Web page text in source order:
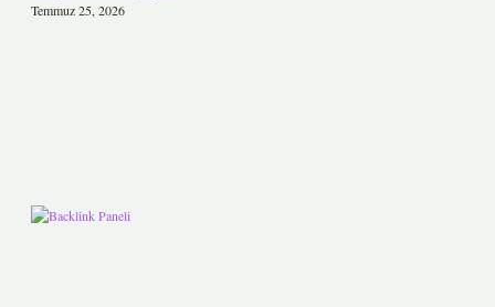
Temmuz 25, 2026